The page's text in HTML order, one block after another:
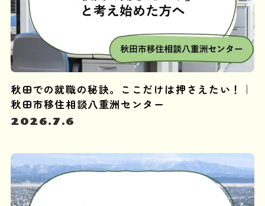
秋田での就職の秘訣。ここだけは押さえたい！｜
秋田市移住相談八重洲センター
2026.7.6